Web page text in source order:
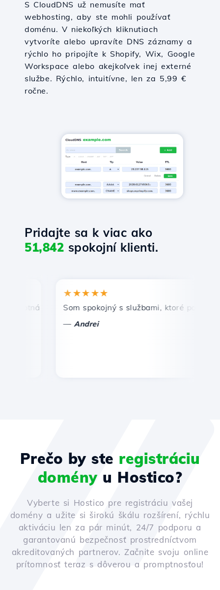
S CloudDNS už nemusíte mať
webhosting, aby ste mohli používať
doménu. V niekoľkých kliknutiach
vytvoríte alebo upravíte DNS záznamy a
rýchlo ho pripojíte k Shopify, Wix, Google
Workspace alebo akejkoľvek inej externé
službe. Rýchlo, intuitívne, len za 5,99 €
ročne.
Pridajte sa k viac ako
51,842 spokojní klienti.
a efektívna technická podpora.
★★★★★
Som spokojný s službami, ktoré ponúka
Andrei
Prečo by ste registráciu
doményu Hostico?
Vyberte si Hostico pre registráciu vašej
domény a užite si širokú škálu rozšírení, rýchlu
aktiváciu len za pár minút, 24/7 podporu a
garantovanú bezpečnosť prostredníctvom
akreditovaných partnerov. Začnite svoju online
prítomnosť teraz s dôverou a promptnosťou!